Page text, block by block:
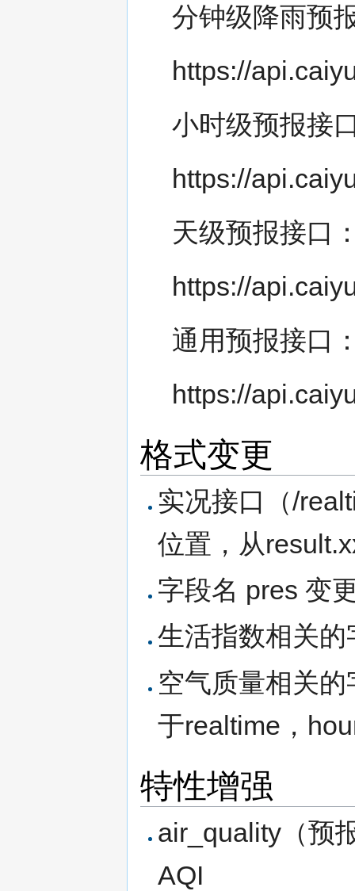
分钟级降雨预
https://
小时级预报接
https://
天级预报接口
https://
通用预报接口
https://
格式变更
实况接口（/
位置，从
字段名 pres 变
生活指数相关
空气质量相关
于realtime，
特性增强
air_quality（预
AQI